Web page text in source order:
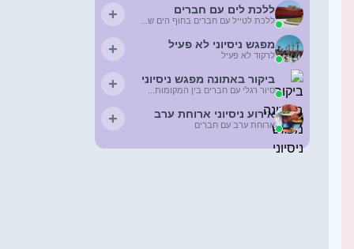
ללכת לים עם חברים
ללכת לטייל עם חברים בחוף הים ש... +
מפגש ניסיוני לא פעיל
לרקוד לא פעיל +
ביקור באתונה מפגש ניסיוני
סיור רגלי עם חברים בין המקומות... +
אירוע ניסיוני ארוחת ערב
ארוחת ערב עם חברים +